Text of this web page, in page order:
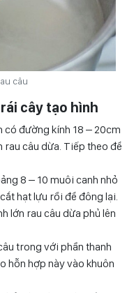
câu
cây tạo hình
có đường kính 18 – 20cm
rau câu dừa. Tiếp theo để
8 – 10 muôi canh nhỏ
hạt lựu rồi để đông lại.
lớn rau câu dừa phủ lên
trong với phần thanh
hỗn hợp này vào khuôn